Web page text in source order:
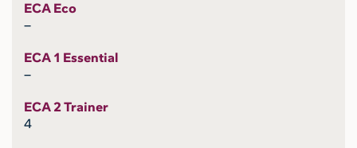
ECA Eco
–
ECA 1 Essential
–
ECA 2 Trainer
4